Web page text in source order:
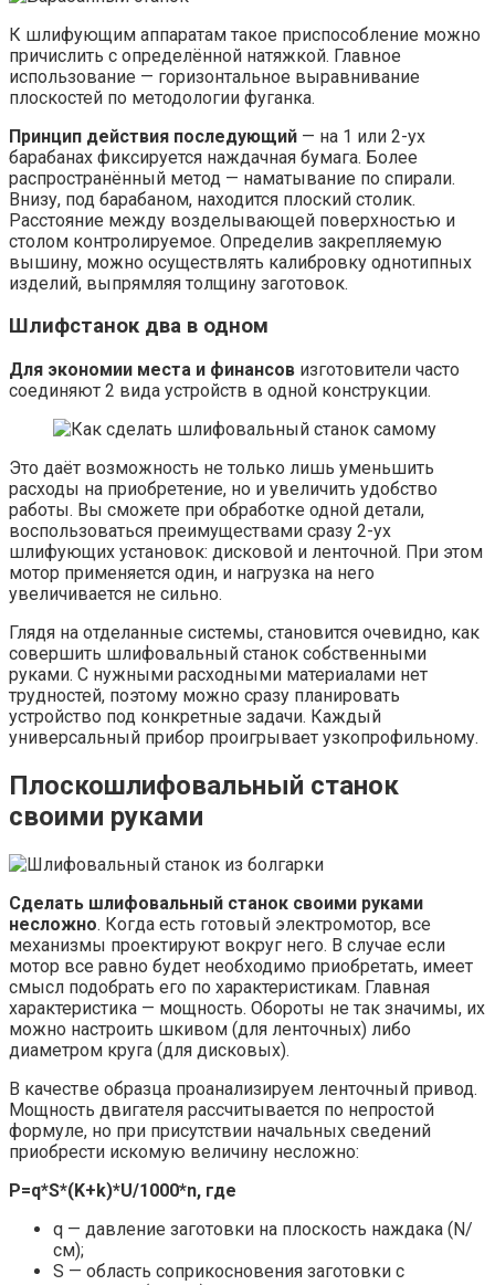
К шлифующим аппаратам такое приспособление можно
причислить с определённой натяжкой. Главное
использование — горизонтальное выравнивание
плоскостей по методологии фуганка.
Принцип действия последующий — на 1 или 2-ух
барабанах фиксируется наждачная бумага. Более
распространённый метод — наматывание по спирали.
Внизу, под барабаном, находится плоский столик.
Расстояние между возделывающей поверхностью и
столом контролируемое. Определив закрепляемую
вышину, можно осуществлять калибровку однотипных
изделий, выпрямляя толщину заготовок.
Шлифстанок два в одном
Для экономии места и финансов изготовители часто
соединяют 2 вида устройств в одной конструкции.
Это даёт возможность не только лишь уменьшить
расходы на приобретение, но и увеличить удобство
работы. Вы сможете при обработке одной детали,
воспользоваться преимуществами сразу 2-ух
шлифующих установок: дисковой и ленточной. При этом
мотор применяется один, и нагрузка на него
увеличивается не сильно.
Глядя на отделанные системы, становится очевидно, как
совершить шлифовальный станок собственными
руками. С нужными расходными материалами нет
трудностей, поэтому можно сразу планировать
устройство под конкретные задачи. Каждый
универсальный прибор проигрывает узкопрофильному.
Плоскошлифовальный станок
своими руками
Сделать шлифовальный станок своими руками
несложно. Когда есть готовый электромотор, все
механизмы проектируют вокруг него. В случае если
мотор все равно будет необходимо приобретать, имеет
смысл подобрать его по характеристикам. Главная
характеристика — мощность. Обороты не так значимы, их
можно настроить шкивом (для ленточных) либо
диаметром круга (для дисковых).
В качестве образца проанализируем ленточный привод.
Мощность двигателя рассчитывается по непростой
формуле, но при присутствии начальных сведений
приобрести искомую величину несложно:
P=q*S*(K+k)*U/1000*n, где
q — давление заготовки на плоскость наждака (N/
см);
S — область соприкосновения заготовки с